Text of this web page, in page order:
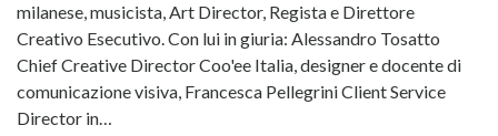
milanese, musicista, Art Director, Regista e Direttore
Creativo Esecutivo. Con lui in giuria: Alessandro Tosatto
Chief Creative Director Coo'ee Italia, designer e docente di
comunicazione visiva, Francesca Pellegrini Client Service
Director in…